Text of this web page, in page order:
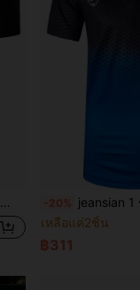
-20% jeansian 1 ชิ้น เสื้อโปโลแขนสั้น คอกลม สไตล์ Men's
เหลือแค่2ชิ้น
฿311